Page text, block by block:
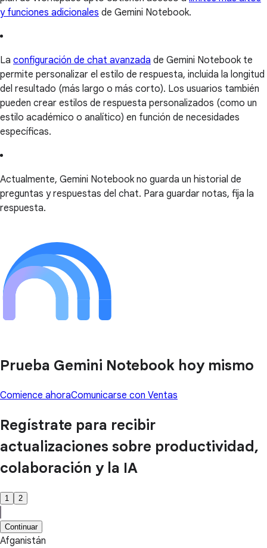
y funciones adicionales de Gemini Notebook.
La configuración de chat avanzada de Gemini Notebook te
permite personalizar el estilo de respuesta, incluida la longitud
del resultado (más largo o más corto). Los usuarios también
pueden crear estilos de respuesta personalizados (como un
estilo académico o analítico) en función de necesidades
específicas.
Actualmente, Gemini Notebook no guarda un historial de
preguntas y respuestas del chat. Para guardar notas, fija la
respuesta.
Prueba Gemini Notebook hoy mismo
Comience ahoraComunicarse con Ventas
Regístrate para recibir
actualizaciones sobre productividad,
colaboración y la IA
1 2
Continuar
Afganistán